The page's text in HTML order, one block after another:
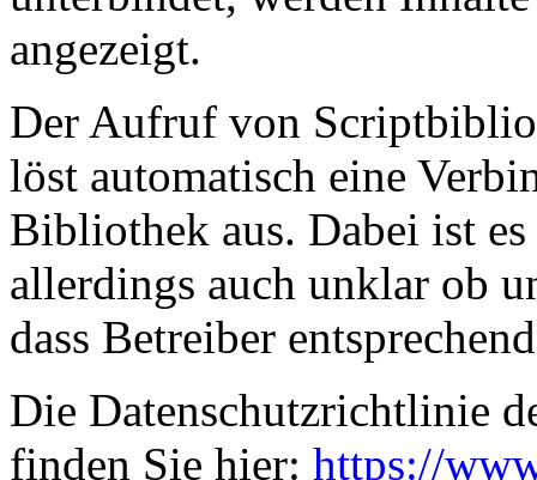
angezeigt.
Der Aufruf von
löst automatisch eine
Bibliothek aus. Dabei ist
allerdings auch unklar ob
dass Betreiber
Die Datenschutzrichtlinie
finden Sie hier: https://